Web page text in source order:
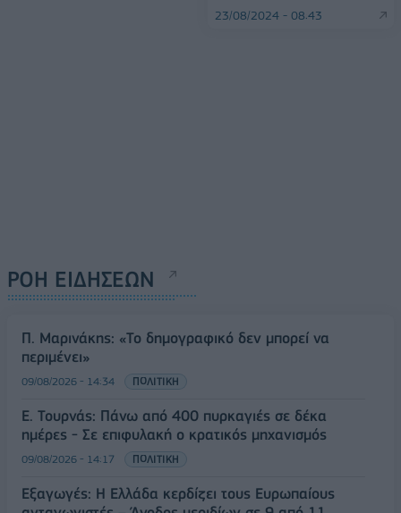
23/08/2024 - 08:43
ΡΟΗ ΕΙΔΗΣΕΩΝ
Π. Μαρινάκης: «Το δημογραφικό δεν μπορεί να
περιμένει»
09/08/2026 - 14:34 ΠΟΛΙΤΙΚΗ
Ε. Τουρνάς: Πάνω από 400 πυρκαγιές σε δέκα
ημέρες - Σε επιφυλακή ο κρατικός μηχανισμός
09/08/2026 - 14:17 ΠΟΛΙΤΙΚΗ
Εξαγωγές: Η Ελλάδα κερδίζει τους Ευρωπαίους